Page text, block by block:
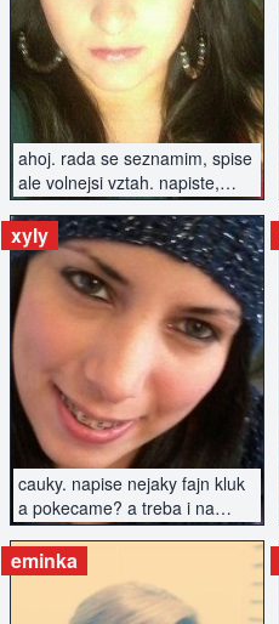
ahoj. rada se seznamim, spise
ale volnejsi vztah. napiste,
diky.
ZOBRAZIT INZERÁT
cauky. napise nejaky fajn kluk
a pokecame? a treba i na
rande zajdem...?
xyly
ZOBRAZIT INZERÁT
eminka